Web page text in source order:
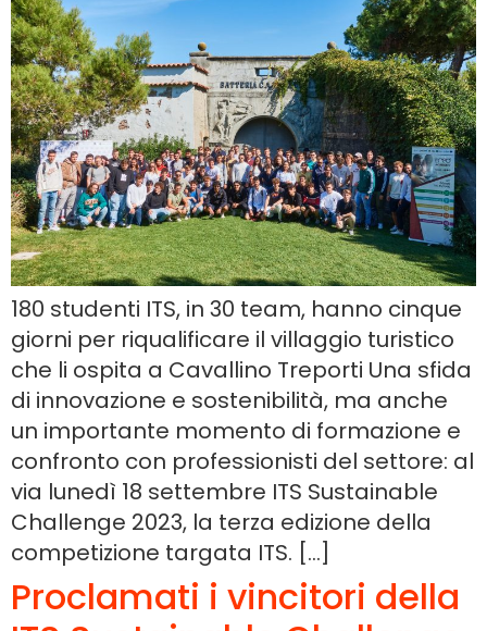
180 studenti ITS, in 30 team, hanno cinque
giorni per riqualificare il villaggio turistico
che li ospita a Cavallino Treporti Una sfida
di innovazione e sostenibilità, ma anche
un importante momento di formazione e
confronto con professionisti del settore: al
via lunedì 18 settembre ITS Sustainable
Challenge 2023, la terza edizione della
competizione targata ITS. […]
Proclamati i vincitori della